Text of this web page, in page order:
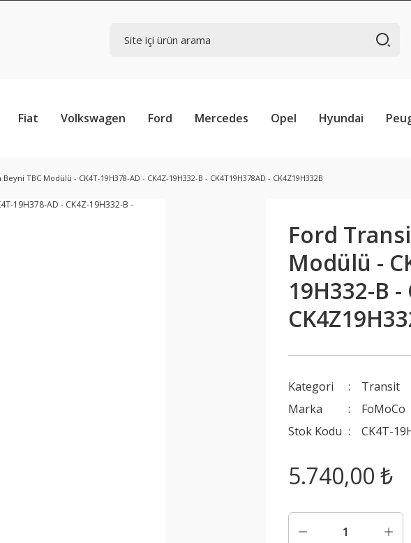
Fiat Volkswagen Ford Mercedes Opel Hyundai
TBC Modülü - CK4T-19H378-AD - CK4Z-19H332-B - CK4T19H378AD - CK4Z19H332B
Ford
Modülü -
19H332-B -
Kategori
Transit
Marka
FoMoCo
Stok Kodu
CK4T-
5.740,00 ₺